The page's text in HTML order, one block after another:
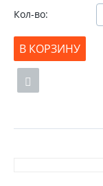
Кол-во:
В КОРЗИНУ